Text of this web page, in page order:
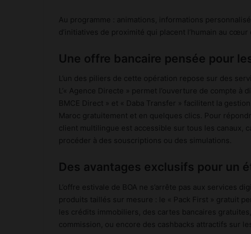
Au programme : animations, informations
d’initiatives de proximité qui placent l’humain au cœur
Une offre bancaire pensée pour
L’un des piliers de cette opération repose sur des
L’« Agence Directe » permet l’ouverture de compte
BMCE Direct » et « Daba Transfer » facilitent la
Maroc gratuitement et en quelques clics. Pour
client multilingue est accessible sur tous les canaux,
procéder à des souscriptions ou des simulations.
Des avantages exclusifs pour un
L’offre estivale de BOA ne s’arrête pas aux services
produits taillés sur mesure : le « Pack First » gratuit
les crédits immobiliers, des cartes bancaires
commission, ou encore des cashbacks attractifs sur